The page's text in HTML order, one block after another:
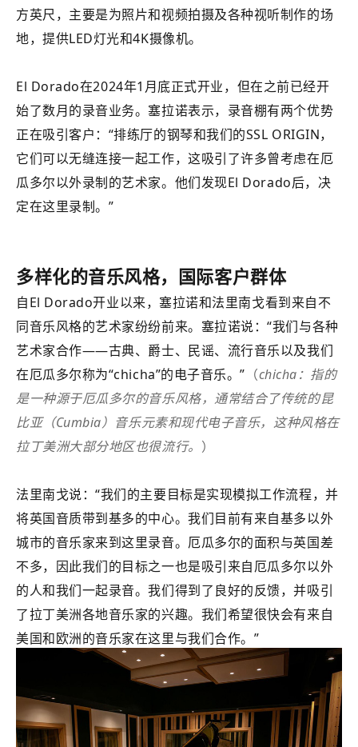
方英尺，主要是为照片和视频拍摄及各种视听制作的场
地，提供LED灯光和4K摄像机。
El Dorado在2024年1月底正式开业，但在之前已经开
始了数月的录音业务。塞拉诺表示，录音棚有两个优势
正在吸引客户：“排练厅的钢琴和我们的SSL ORIGIN，
它们可以无缝连接一起工作，这吸引了许多曾考虑在厄
瓜多尔以外录制的艺术家。他们发现El Dorado后，决
定在这里录制。”
多样化的音乐风格，国际客户群体
自El Dorado开业以来，塞拉诺和法里南戈看到来自不
同音乐风格的艺术家纷纷前来。塞拉诺说：“我们与各种
艺术家合作——古典、爵士、民谣、流行音乐以及我们
在厄瓜多尔称为“chicha”的电子音乐。” （chicha：指的
是一种源于厄瓜多尔的音乐风格，通常结合了传统的昆
比亚（Cumbia）音乐元素和现代电子音乐，这种风格在
拉丁美洲大部分地区也很流行。 ）
法里南戈说：“我们的主要目标是实现模拟工作流程，并
将英国音质带到基多的中心。我们目前有来自基多以外
城市的音乐家来到这里录音。厄瓜多尔的面积与英国差
不多，因此我们的目标之一也是吸引来自厄瓜多尔以外
的人和我们一起录音。我们得到了良好的反馈，并吸引
了拉丁美洲各地音乐家的兴趣。我们希望很快会有来自
美国和欧洲的音乐家在这里与我们合作。”